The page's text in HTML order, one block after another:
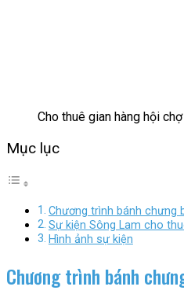
Cho thuê gian hàng hội
Mục lục
Chương trình bánh chưng
Sự kiện Sông Lam cho
Hình ảnh sự kiện
Chương trình bánh